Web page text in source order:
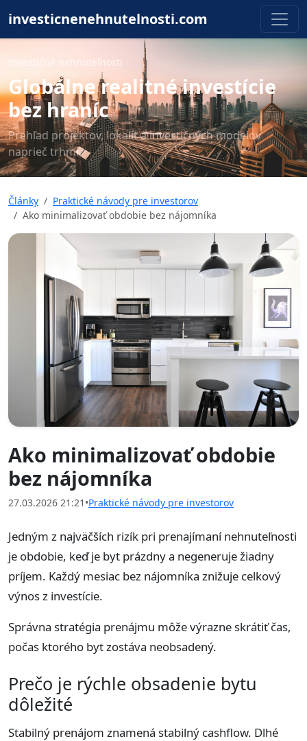
investicnenehnutelnosti.com
Investičné nehnuteľnosti
Globálne realitné investície
bez hraníc
Prehľad projektov, lokalít a investičných modelov
naprieč trhmi.
Články
Praktické návody pre investorov
Ako minimalizovať obdobie bez nájomníka
Ako minimalizovať obdobie
bez nájomníka
27.03.2026 21:21 •Praktické návody pre investorov
Jedným z najväčších rizík pri prenajímaní nehnuteľnosti
je obdobie, keď je byt prázdny a negeneruje žiadny
príjem. Každý mesiac bez nájomníka znižuje celkový
výnos z investície.
Správna stratégia prenájmu môže výrazne skrátiť čas,
počas ktorého byt zostáva neobsadený.
Prečo je rýchle obsadenie bytu
dôležité
Stabilný prenájom znamená stabilný cashflow. Dlhé